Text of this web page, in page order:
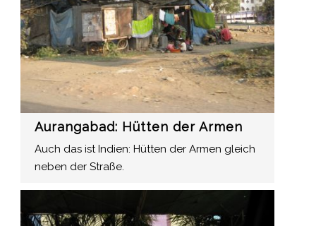
Aurangabad: Hütten der Armen
Auch das ist Indien: Hütten der Armen gleich
neben der Straße.